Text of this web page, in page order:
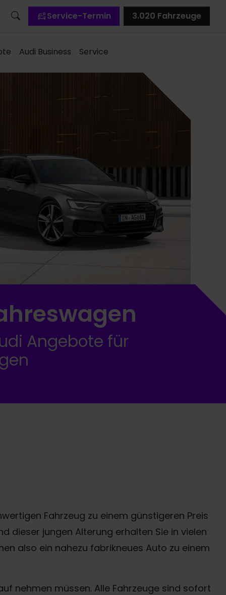
Service-Termin Fahrzeuge
3.020
Audi Business Service
Angebote für
Fahrzeug zu einem günstigeren Preis
dieser jungen Alterung erhalten Sie in vielen
also ein nahezu fabrikneues Auto zu einem
nehmen müssen. Alle Fahrzeuge sind sofort